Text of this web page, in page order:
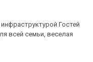
Гостей
всей семьи, веселая